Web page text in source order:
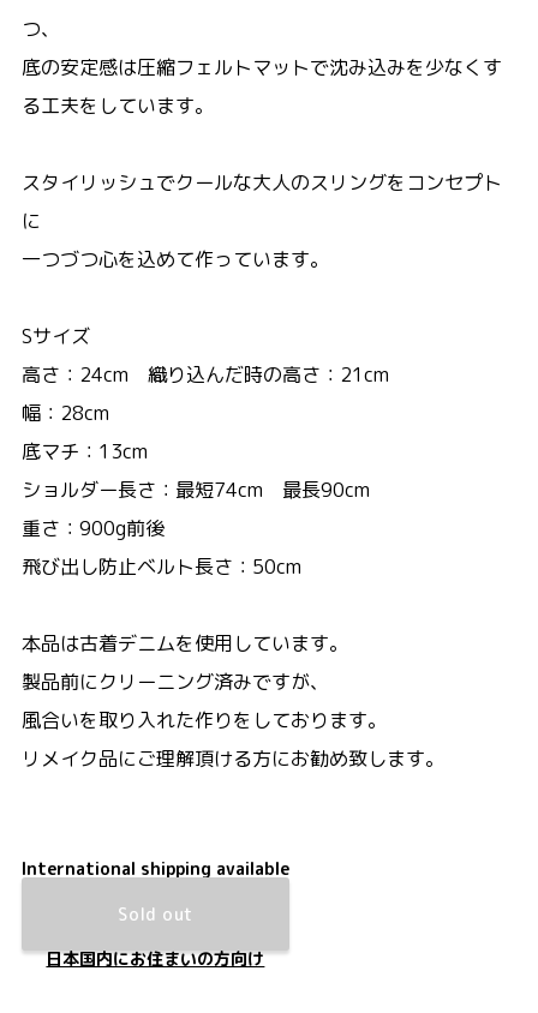
つ、
底の安定感は圧縮フェルトマットで沈み込みを少なくす
る工夫をしています。
スタイリッシュでクールな大人のスリングをコンセプト
に
一つづつ心を込めて作っています。
Sサイズ
高さ：24cm 織り込んだ時の高さ：21cm
幅：28cm
底マチ：13cm
ショルダー長さ：最短74cm 最長90cm
重さ：900g前後
飛び出し防止ベルト長さ：50cm
本品は古着デニムを使用しています。
製品前にクリーニング済みですが、
風合いを取り入れた作りをしております。
リメイク品にご理解頂ける方にお勧め致します。
International shipping available
Sold out
日本国内にお住まいの方向け